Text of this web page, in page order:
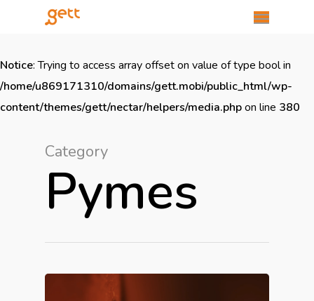
Notice: Trying to access array offset on value of type bool in
/home/u869171310/domains/gett.mobi/public_html/wp-
content/themes/gett/nectar/helpers/media.phpon line 380
Category
Pymes